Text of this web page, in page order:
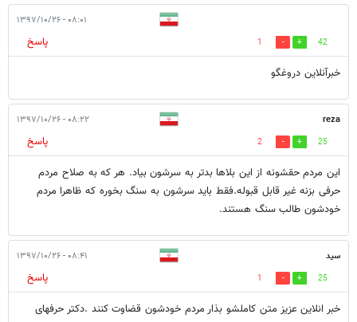
۰۸:۰۱ - ۱۳۹۷/۱۰/۲۶
42
1
پاسخ
خبرآنلاین دروغگو
reza ۰۸:۲۲ - ۱۳۹۷/۱۰/۲۶
25
2
پاسخ
این مردم حقشونه از این بلاها بدتر به سرشون بیاد. هر که به صلاح مردم
حرفی بزنه غیر قابل قبوله.فقط باید سرشون به سنگ بخوره که ظاهرا مردم
خودشون طالب سنگ هستند.
سید ۰۸:۴۱ - ۱۳۹۷/۱۰/۲۶
25
1
پاسخ
خبر انلاین عزیز متن کاملشو بذار مردم خودشون قضاوت کنند .دکتر حرفهای